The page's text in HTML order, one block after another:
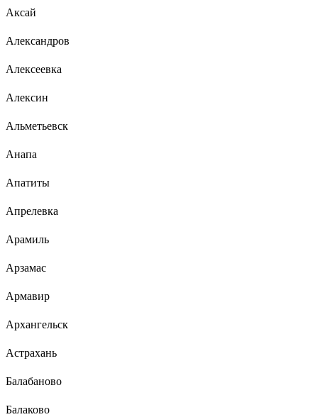
Аксай
Александров
Алексеевка
Алексин
Альметьевск
Анапа
Апатиты
Апрелевка
Арамиль
Арзамас
Армавир
Архангельск
Астрахань
Балабаново
Балаково